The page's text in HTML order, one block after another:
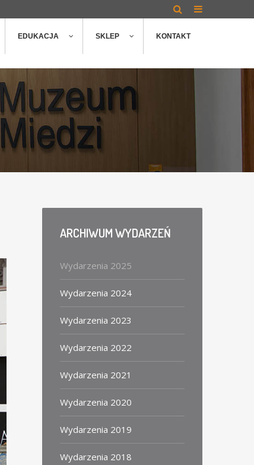
EDUKACJA SKLEP KONTAKT
ARCHIWUMWYDARZEŃ
Wydarzenia 2025
Wydarzenia 2024
Wydarzenia 2023
Wydarzenia 2022
Wydarzenia 2021
Wydarzenia 2020
Wydarzenia 2019
Wydarzenia 2018